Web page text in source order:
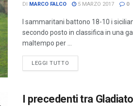
DI MARCO FALCO 5 MARZO 2017 0
I sammaritani battono 18-10 i
secondo posto in classifica in una
maltempo per ...
LEGGI TUTTO
I precedenti tra